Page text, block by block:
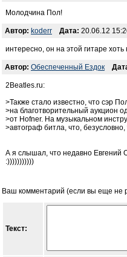
Молодчина Пол!
Автор: koderr Дата: 20.06.12
интересно, он на этой гитаре
Автор: Обеспеченный Ездок
2Beatles.ru:
>Также стало известно, что сэр
>на благотворительный аукцион
>от Hofner. На музыкальном
>автограф битла, что,
А я слышал, что недавно Евгений
:)))))))))))
Ваш комментарий (если вы еще не
Текст: